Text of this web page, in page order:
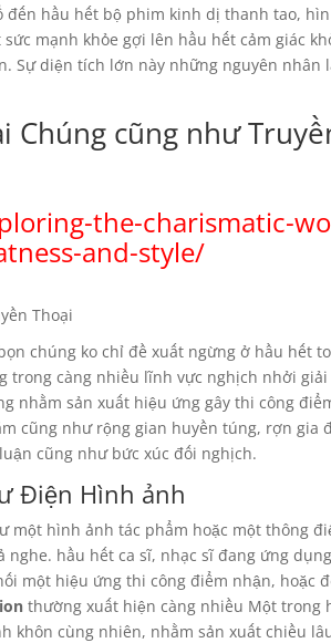
hầu hết bộ phim kinh dị thanh tao,
mạnh khỏe gợi lên hầu hết cảm giác
Sự diện tích lớn này những nguyên nhân
Chúng cũng như
the-charismatic-
and-style/
chúng ko chỉ đề xuất ngừng ở hầu hết
trong càng nhiều lĩnh vực nghịch nhởi
nhằm sản xuất hiệu ứng gây thi công
cũng như rộng gian huyền túng, rợn gia
cũng như bức xúc đối nghịch.
Điện Hình ảnh
một hình ảnh tác phẩm hoặc một thông
hầu hết ca sĩ, nhạc sĩ đang ứng
một hiệu ứng thi công điểm nhận, hoặc
thường xuất hiện càng nhiều Một trong
khôn cùng nhiên, nhằm sản xuất chiều